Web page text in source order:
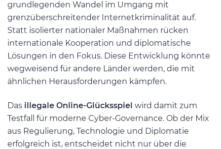
grundlegenden Wandel im Umgang mit
grenzüberschreitender Internetkriminalität auf.
Statt isolierter nationaler Maßnahmen rücken
internationale Kooperation und diplomatische
Lösungen in den Fokus. Diese Entwicklung könnte
wegweisend für andere Länder werden, die mit
ähnlichen Herausforderungen kämpfen.
Das illegale Online-Glücksspiel wird damit zum
Testfall für moderne Cyber-Governance. Ob der Mix
aus Regulierung, Technologie und Diplomatie
erfolgreich ist, entscheidet nicht nur über die